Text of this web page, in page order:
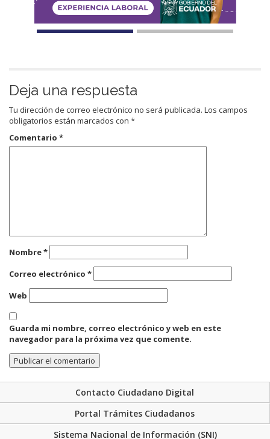
Deja una respuesta
Tu dirección de correo electrónico no será publicada. Los campos
obligatorios están marcados con *
Comentario *
Nombre*
Correo electrónico *
Web
Guarda mi nombre, correo electrónico y web en este
navegador para la próxima vez que comente.
Contacto Ciudadano Digital
Portal Trámites Ciudadanos
Sistema Nacional de Información (SNI)